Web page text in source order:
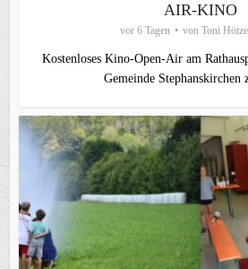
AIR-KINO
vor 6 Tagen von Toni
Kostenloses Kino-Open-Air am
Gemeinde Stephanskirchen